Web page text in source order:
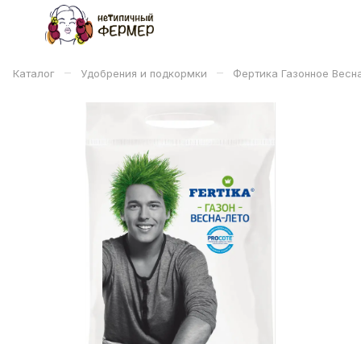
Каталог – Удобрения и подкормки – Фертика Газонное